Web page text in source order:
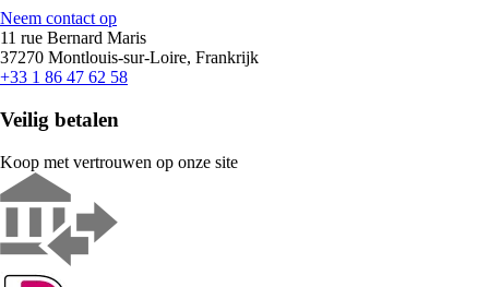
Neem contact op
11 rue Bernard Maris
37270 Montlouis-sur-Loire, Frankrijk
+33 1 86 47 62 58
Veilig betalen
Koop met vertrouwen op onze site